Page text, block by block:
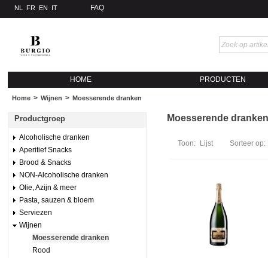
NL FR EN IT FAQ
HOME PRODUCTEN
Home > Wijnen > Moesserende dranken
Productgroep
Alcoholische dranken
Aperitief Snacks
Brood & Snacks
NON-Alcoholische dranken
Olie, Azijn & meer
Pasta, sauzen & bloem
Serviezen
Wijnen
Moesserende dranken
Rood
Moesserende
Toon: Lijst Sorteer op: